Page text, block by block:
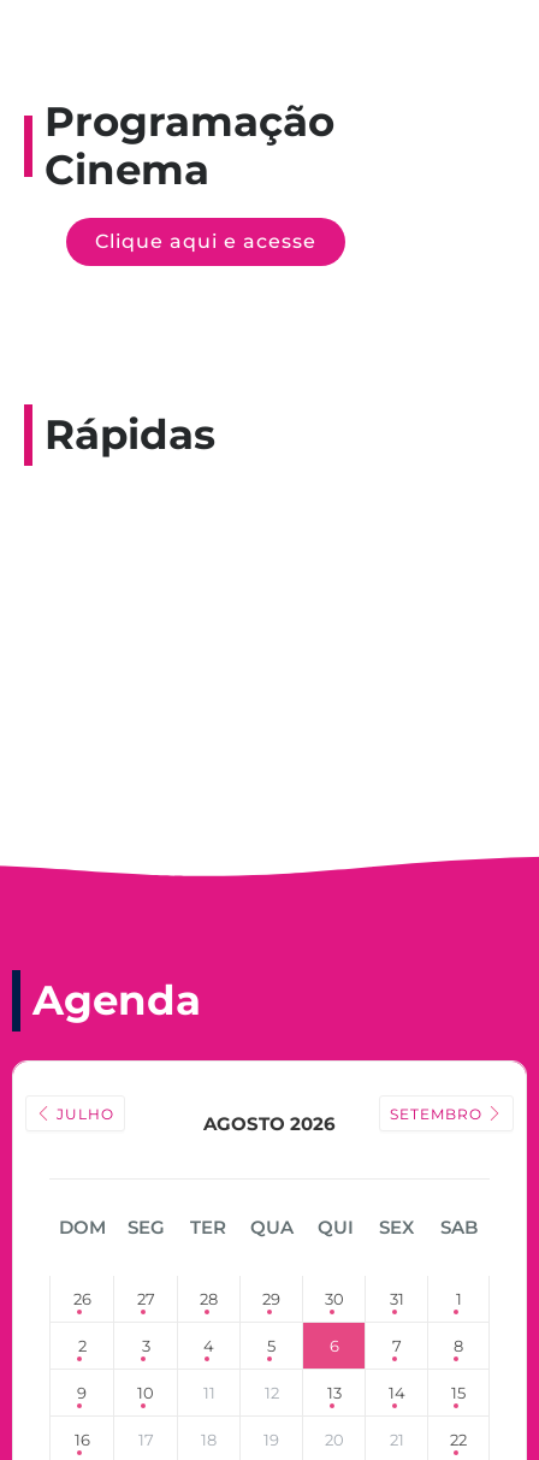
Programação
Cinema
Clique aqui e acesse
Rápidas
Agenda
JULHO AGOSTO 2026 SETEMBRO
DOM SEG TER QUA QUI SEX SAB
26 27 28 29 30 31 1
2 3 4 5 6 7 8
9 10 11 12 13 14 15
16 17 18 19 20 21 22